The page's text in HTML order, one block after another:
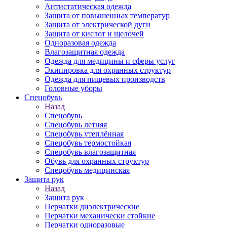
Антистатическая одежда
Защита от повышенных температур
Защита от электрической дуги
Защита от кислот и щелочей
Одноразовая одежда
Влагозащитная одежда
Одежда для медицины и сферы услуг
Экипировка для охранных структур
Одежда для пищевых производств
Головные уборы
Спецобувь
Назад
Спецобувь
Спецобувь летняя
Спецобувь утеплённая
Спецобувь термостойкая
Спецобувь влагозащитная
Обувь для охранных структур
Спецобувь медицинская
Защита рук
Назад
Защита рук
Перчатки диэлектрические
Перчатки механически стойкие
Перчатки одноразовые